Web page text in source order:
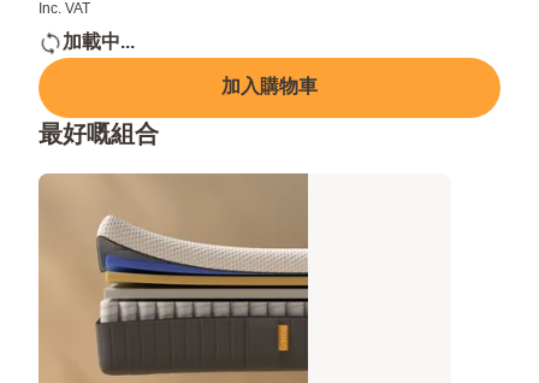
Inc. VAT
加載中...
加入購物車
最好嘅組合